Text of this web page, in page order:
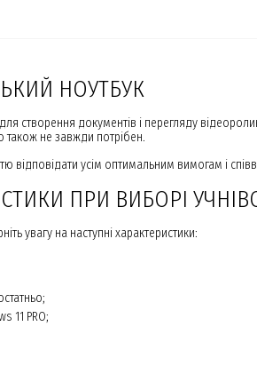
НОУТБУК
створення документів і перегляду
не завжди потрібен.
усім оптимальним вимогам і
ПРИ ВИБОРІ
увагу на наступні характеристики:
11 PRO;